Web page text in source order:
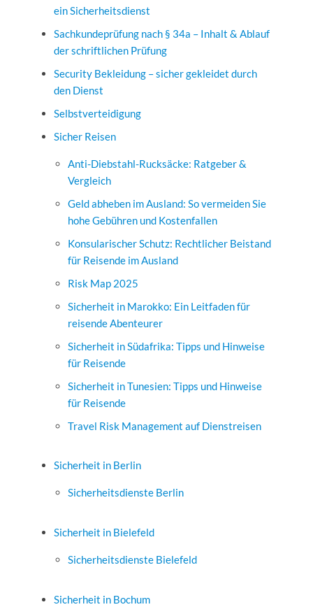
ein Sicherheitsdienst
Sachkundeprüfung nach § 34a – Inhalt & Ablauf
der schriftlichen Prüfung
Security Bekleidung – sicher gekleidet durch
den Dienst
Selbstverteidigung
Sicher Reisen
Anti-Diebstahl-Rucksäcke: Ratgeber &
Vergleich
Geld abheben im Ausland: So vermeiden Sie
hohe Gebühren und Kostenfallen
Konsularischer Schutz: Rechtlicher Beistand
für Reisende im Ausland
Risk Map 2025
Sicherheit in Marokko: Ein Leitfaden für
reisende Abenteurer
Sicherheit in Südafrika: Tipps und Hinweise
für Reisende
Sicherheit in Tunesien: Tipps und Hinweise
für Reisende
Travel Risk Management auf Dienstreisen
Sicherheit in Berlin
Sicherheitsdienste Berlin
Sicherheit in Bielefeld
Sicherheitsdienste Bielefeld
Sicherheit in Bochum